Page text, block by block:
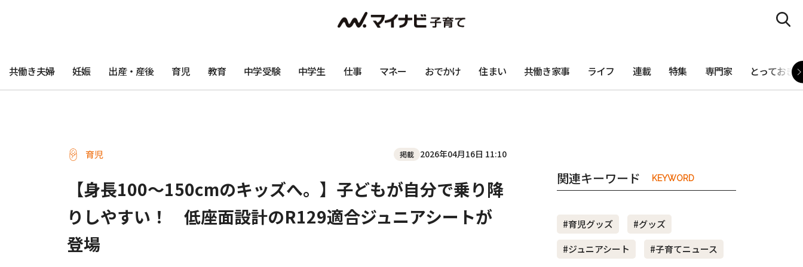
共働き夫婦 妊娠 出産・産後 育児 教育 中学受験 中学生 仕事 マネー おでかけ 住まい 共働き家事 ライフ 連載 特集 専門家 とっておき
育児 掲載 2026年04月16日 11:10
【身長100〜150cmのキッズへ。】子どもが自分で乗り降
りしやすい！ 低座面設計のR129適合ジュニアシートが
登場
関連キーワード KEYWORD
#育児グッズ
#グッズ
#ジュニアシート
#子育てニュース